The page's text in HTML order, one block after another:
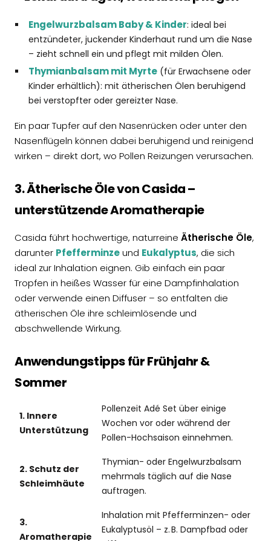
Engelwurzbalsam Baby & Kinder: ideal bei
entzündeter, juckender Kinderhaut rund um die Nase
– zieht schnell ein und pflegt mit milden Ölen.
Thymianbalsam mit Myrte(für Erwachsene oder
Kinder erhältlich): mit ätherischen Ölen beruhigend
bei verstopfter oder gereizter Nase.
Ein paar Tupfer auf den Nasenrücken oder unter den
Nasenflügeln können dabei beruhigend und reinigend
wirken – direkt dort, wo Pollen Reizungen verursachen.
3. Ätherische Öle von Casida –
unterstützende Aromatherapie
Casida führt hochwertige, naturreine Ätherische Öle,
darunter Pfefferminzeund Eukalyptus, die sich
ideal zur Inhalation eignen. Gib einfach ein paar
Tropfen in heißes Wasser für eine Dampfinhalation
oder verwende einen Diffuser – so entfalten die
ätherischen Öle ihre schleimlösende und
abschwellende Wirkung.
Anwendungstipps für Frühjahr &
Sommer
1. Innere
Unterstützung
Pollenzeit Adé Set über einige
Wochen vor oder während der
Pollen-Hochsaison einnehmen.
2. Schutz der
Schleimhäute
Thymian- oder Engelwurzbalsam
mehrmals täglich auf die Nase
auftragen.
3.
Aromatherapie
Inhalation mit Pfefferminzen- oder
Eukalyptusöl – z. B. Dampfbad oder